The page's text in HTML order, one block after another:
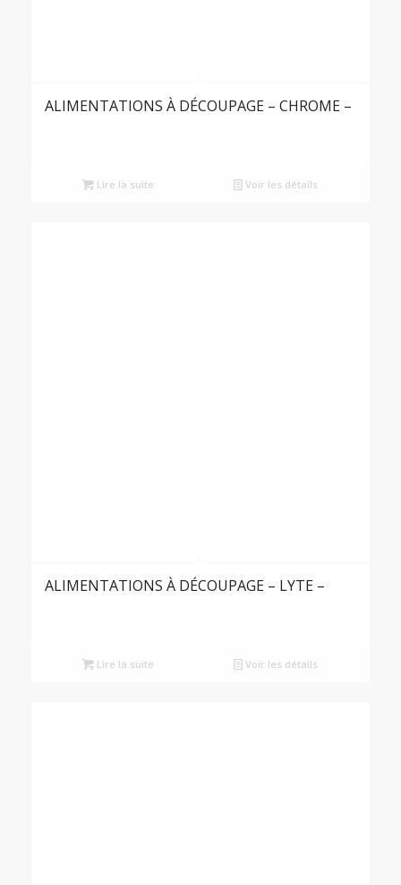
ALIMENTATIONS À DÉCOUPAGE – CHROME –
Lire la suite Voir les détails
ALIMENTATIONS À DÉCOUPAGE – LYTE –
Lire la suite Voir les détails